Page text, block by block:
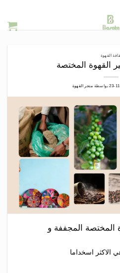
القهوة
بواسطة متجر القهوة
المجففة و